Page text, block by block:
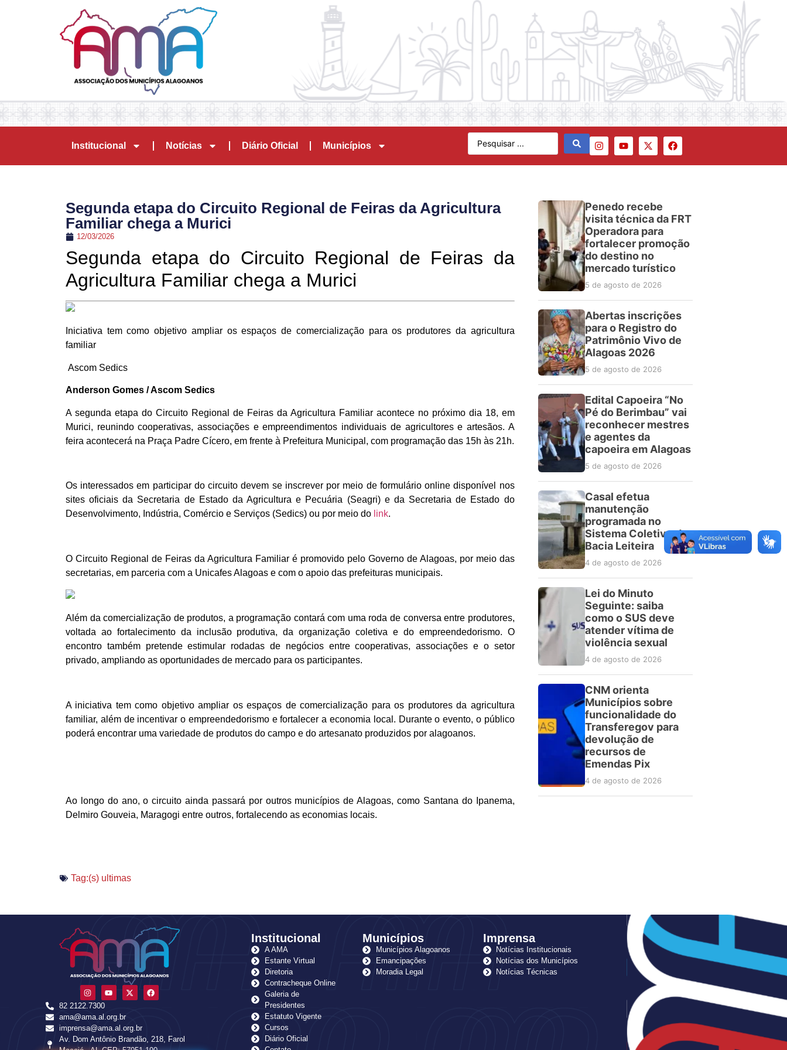
Institucional Notícias Diário Oficial Municípios
Segunda etapa do Circuito Regional de Feiras da Agricultura
Familiar chega a Murici
12/03/2026
Segunda etapa do Circuito Regional de Feiras da
Agricultura Familiar chega a Murici
Iniciativa tem como objetivo ampliar os espaços de comercialização para os produtores da agricultura
familiar
Ascom Sedics
Anderson Gomes / Ascom Sedics
A segunda etapa do Circuito Regional de Feiras da Agricultura Familiar acontece no próximo dia 18, em
Murici, reunindo cooperativas, associações e empreendimentos individuais de agricultores e artesãos. A
feira acontecerá na Praça Padre Cícero, em frente à Prefeitura Municipal, com programação das 15h às 21h.
Os interessados em participar do circuito devem se inscrever por meio de formulário online disponível nos
sites oficiais da Secretaria de Estado da Agricultura e Pecuária (Seagri) e da Secretaria de Estado do
Desenvolvimento, Indústria, Comércio e Serviços (Sedics) ou por meio do link.
O Circuito Regional de Feiras da Agricultura Familiar é promovido pelo Governo de Alagoas, por meio das
secretarias, em parceria com a Unicafes Alagoas e com o apoio das prefeituras municipais.
Além da comercialização de produtos, a programação contará com uma roda de conversa entre produtores,
voltada ao fortalecimento da inclusão produtiva, da organização coletiva e do empreendedorismo. O
encontro também pretende estimular rodadas de negócios entre cooperativas, associações e o setor
privado, ampliando as oportunidades de mercado para os participantes.
A iniciativa tem como objetivo ampliar os espaços de comercialização para os produtores da agricultura
familiar, além de incentivar o empreendedorismo e fortalecer a economia local. Durante o evento, o público
poderá encontrar uma variedade de produtos do campo e do artesanato produzidos por alagoanos.
Ao longo do ano, o circuito ainda passará por outros municípios de Alagoas, como Santana do Ipanema,
Delmiro Gouveia, Maragogi entre outros, fortalecendo as economias locais.
Penedo recebe
visita técnica da FRT
Operadora para
fortalecer promoção
do destino no
mercado turístico
5 de agosto de 2026
Abertas inscrições
para o Registro do
Patrimônio Vivo de
Alagoas 2026
5 de agosto de 2026
Edital Capoeira “No
Pé do Berimbau” vai
reconhecer mestres
e agentes da
capoeira em Alagoas
5 de agosto de 2026
Casal efetua
manutenção
programada no
Sistema Coletivo da
Bacia Leiteira
4 de agosto de 2026
Lei do Minuto
Seguinte: saiba
como o SUS deve
atender vítima de
violência sexual
4 de agosto de 2026
CNM orienta
Municípios sobre
funcionalidade do
Transferegov para
devolução de
recursos de
Emendas Pix
4 de agosto de 2026
Tag:(s) ultimas
82 2122.7300
ama@ama.al.org.br
imprensa@ama.al.org.br
Av. Dom Antônio Brandão, 218, Farol
Institucional
A AMA
Estante Virtual
Diretoria
Contracheque Online
Galeria de
Presidentes
Estatuto Vigente
Cursos
Diário Oficial
Municípios
Municípios Alagoanos
Emancipações
Moradia Legal
Imprensa
Notícias Institucionais
Notícias dos Municípios
Notícias Técnicas